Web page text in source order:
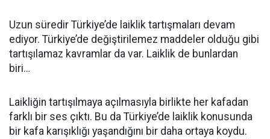
Uzun süredir Türkiye’de laiklik tartışmaları devam
ediyor. Türkiye’de değiştirilemez maddeler olduğu gibi
tartışılamaz kavramlar da var. Laiklik de bunlardan
biri…
Laikliğin tartışılmaya açılmasıyla birlikte her kafadan
farklı bir ses çıktı. Bu da Türkiye’de laiklik konusunda
bir kafa karışıklığı yaşandığını bir daha ortaya koydu.